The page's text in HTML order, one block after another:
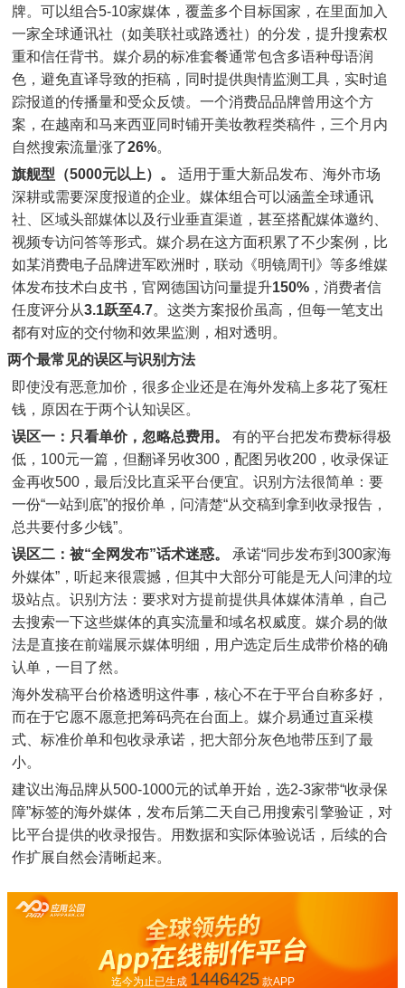
牌。可以组合5-10家媒体，覆盖多个目标国家，在里面加入
一家全球通讯社（如美联社或路透社）的分发，提升搜索权
重和信任背书。媒介易的标准套餐通常包含多语种母语润
色，避免直译导致的拒稿，同时提供舆情监测工具，实时追
踪报道的传播量和受众反馈。一个消费品品牌曾用这个方
案，在越南和马来西亚同时铺开美妆教程类稿件，三个月内
自然搜索流量涨了26%。
旗舰型（5000元以上）。
适用于重大新品发布、海外市场
深耕或需要深度报道的企业。媒体组合可以涵盖全球通讯
社、区域头部媒体以及行业垂直渠道，甚至搭配媒体邀约、
视频专访问答等形式。媒介易在这方面积累了不少案例，比
如某消费电子品牌进军欧洲时，联动《明镜周刊》等多维媒
体发布技术白皮书，官网德国访问量提升150% ，消费者信
任度评分从3.1跃至4.7。这类方案报价虽高，但每一笔支出
都有对应的交付物和效果监测，相对透明。
两个最常见的误区与识别方法
即使没有恶意加价，很多企业还是在海外发稿上多花了冤枉
钱，原因在于两个认知误区。
误区一：只看单价，忽略总费用。
有的平台把发布费标得极
低，100元一篇，但翻译另收300，配图另收200，收录保证
金再收500，最后没比直采平台便宜。识别方法很简单：要
一份“一站到底”的报价单，问清楚“从交稿到拿到收录报告，
总共要付多少钱”。
误区二：被“全网发布”话术迷惑。
承诺“同步发布到300家海
外媒体”，听起来很震撼，但其中大部分可能是无人问津的垃
圾站点。识别方法：要求对方提前提供具体媒体清单，自己
去搜索一下这些媒体的真实流量和域名权威度。媒介易的做
法是直接在前端展示媒体明细，用户选定后生成带价格的确
认单，一目了然。
海外发稿平台价格透明这件事，核心不在于平台自称多好，
而在于它愿不愿意把筹码亮在台面上。媒介易通过直采模
式、标准价单和包收录承诺，把大部分灰色地带压到了最
小。
建议出海品牌从500-1000元的试单开始，选2-3家带“收录保
障”标签的海外媒体，发布后第二天自己用搜索引擎验证，对
比平台提供的收录报告。用数据和实际体验说话，后续的合
作扩展自然会清晰起来。
迄今为止已生成 1446425款APP